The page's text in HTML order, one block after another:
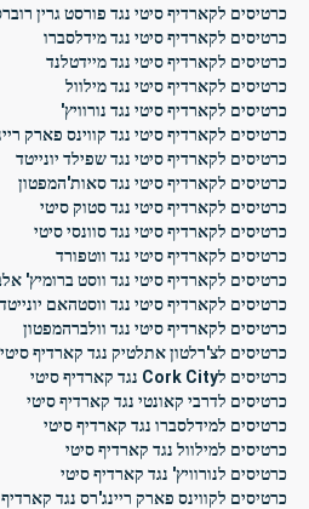
כרטיסים לקארדיף סיטי נגד פורסט גרין
כרטיסים לקארדיף סיטי נגד מידלסברו
כרטיסים לקארדיף סיטי נגד מיידטלנד
כרטיסים לקארדיף סיטי נגד מילוול
כרטיסים לקארדיף סיטי נגד נורוויץ'
כרטיסים לקארדיף סיטי נגד קווינס פארק
כרטיסים לקארדיף סיטי נגד שפילד יונייטד
כרטיסים לקארדיף סיטי נגד סאות'המפטון
כרטיסים לקארדיף סיטי נגד סטוק סיטי
כרטיסים לקארדיף סיטי נגד סוונסי סיטי
כרטיסים לקארדיף סיטי נגד ווטפורד
כרטיסים לקארדיף סיטי נגד ווסט ברומיץ'
כרטיסים לקארדיף סיטי נגד ווסטהאם יונייטד
כרטיסים לקארדיף סיטי נגד וולברהמפטון
כרטיסים לצ'רלטון אתלטיק נגד קארדיף סיטי
כרטיסים לCork City נגד קארדיף סיטי
כרטיסים לדרבי קאונטי נגד קארדיף סיטי
כרטיסים למידלסברו נגד קארדיף סיטי
כרטיסים למילוול נגד קארדיף סיטי
כרטיסים לנורוויץ' נגד קארדיף סיטי
כרטיסים לקווינס פארק ריינג'רס נגד